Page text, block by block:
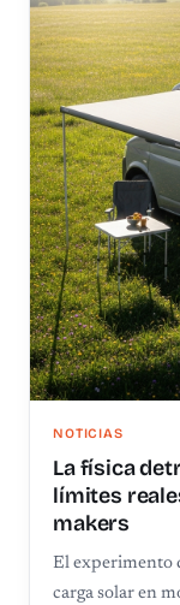
NOTICIAS
La física
límites
makers
El experimento
carga solar en